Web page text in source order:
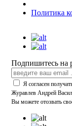
Политика
Подпишитесь на
Я согласен
Журавлев Андрей
Вы можете отозвать